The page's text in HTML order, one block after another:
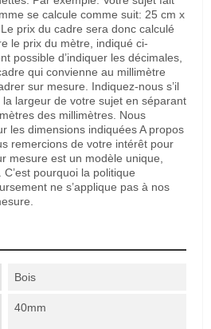
se calcule comme suit: 25 cm x
prix du cadre sera donc calculé
le prix du mètre, indiqué ci-
possible d’indiquer les décimales,
qui convienne au millimètre
sur mesure. Indiquez-nous s’il
largeur de votre sujet en séparant
des millimètres. Nous
les dimensions indiquées A propos
remercions de votre intérêt pour
mesure est un modèle unique,
pourquoi la politique
ne s’applique pas à nos
Bois
40mm